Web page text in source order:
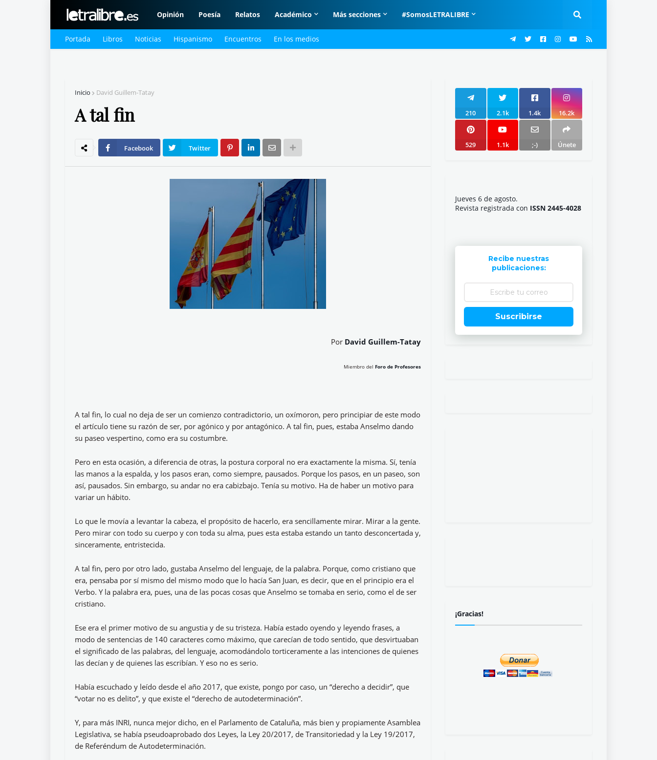
Opinión Poesía Relatos Académico Más secciones #SomosLETRALIBRE
Portada Libros Noticias Hispanismo Encuentros En los medios
Inicio David Guillem-Tatay
A tal fin
Facebook Twitter
Por David Guillem-Tatay
Miembro del Foro de Profesores
A tal fin, lo cual no deja de ser un comienzo contradictorio, un oxímoron, pero principiar de este modo
el artículo tiene su razón de ser, por agónico y por antagónico. A tal fin, pues, estaba Anselmo dando
su paseo vespertino, como era su costumbre.
Pero en esta ocasión, a diferencia de otras, la postura corporal no era exactamente la misma. Sí, tenía
las manos a la espalda, y los pasos eran, como siempre, pausados. Porque los pasos, en un paseo, son
así, pausados. Sin embargo, su andar no era cabizbajo. Tenía su motivo. Ha de haber un motivo para
variar un hábito.
Lo que le movía a levantar la cabeza, el propósito de hacerlo, era sencillamente mirar. Mirar a la gente.
Pero mirar con todo su cuerpo y con toda su alma, pues esta estaba estando un tanto desconcertada y,
sinceramente, entristecida.
A tal fin, pero por otro lado, gustaba Anselmo del lenguaje, de la palabra. Porque, como cristiano que
era, pensaba por sí mismo del mismo modo que lo hacía San Juan, es decir, que en el principio era el
Verbo. Y la palabra era, pues, una de las pocas cosas que Anselmo se tomaba en serio, como el de ser
cristiano.
Ese era el primer motivo de su angustia y de su tristeza. Había estado oyendo y leyendo frases, a
modo de sentencias de 140 caracteres como máximo, que carecían de todo sentido, que desvirtuaban
el significado de las palabras, del lenguaje, acomodándolo torticeramente a las intenciones de quienes
las decían y de quienes las escribían. Y eso no es serio.
Había escuchado y leído desde el año 2017, que existe, pongo por caso, un “derecho a decidir”, que
“votar no es delito”, y que existe el “derecho de autodeterminación”.
Y, para más INRI, nunca mejor dicho, en el Parlamento de Cataluña, más bien y propiamente Asamblea
Legislativa, se había pseudoaprobado dos Leyes, la Ley 20/2017, de Transitoriedad y la Ley 19/2017,
de Referéndum de Autodeterminación.
210 2.1k 1.4k 16.2k
529 1.1k ;-) Únete
Jueves 6 de agosto.
Revista registrada con ISSN 2445-4028
Recibe nuestras
publicaciones:
Suscribirse
¡Gracias!